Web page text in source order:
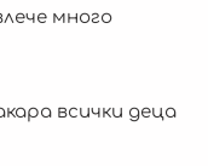
много
всички деца